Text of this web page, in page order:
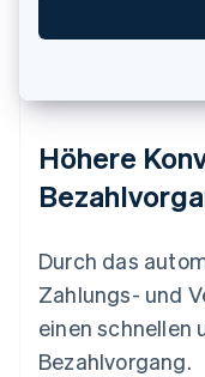
Höhere
Durch das
Zahlungs- und
einen schnellen
Bezahlvorgang.